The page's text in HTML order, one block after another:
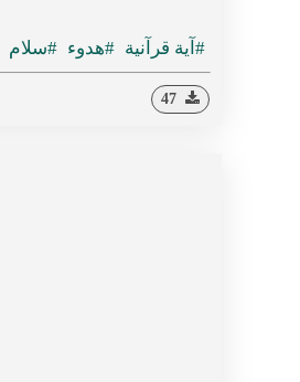
#آية قرآنية #هدوء #سلام